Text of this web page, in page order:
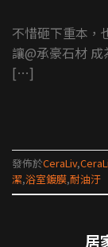
不惜砸下重本，
讓@承豪石材
[…]
發佈於CeraLiv,
潔,浴室鍍膜,耐油汙
居